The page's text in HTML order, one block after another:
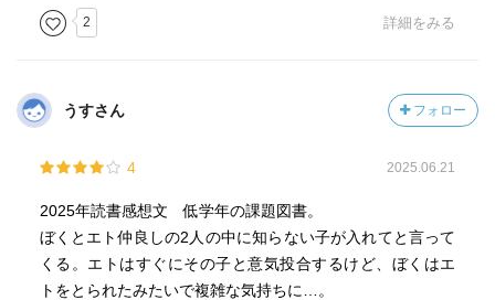
2 詳細をみる
うすさん フォロー
4 2025.06.21
2025年読書感想文 低学年の課題図書。
ぼくとエト仲良しの2人の中に知らない子が入れてと言って
くる。エトはすぐにその子と意気投合するけど、ぼくはエ
トをとられたみたいで複雑な気持ちに…。